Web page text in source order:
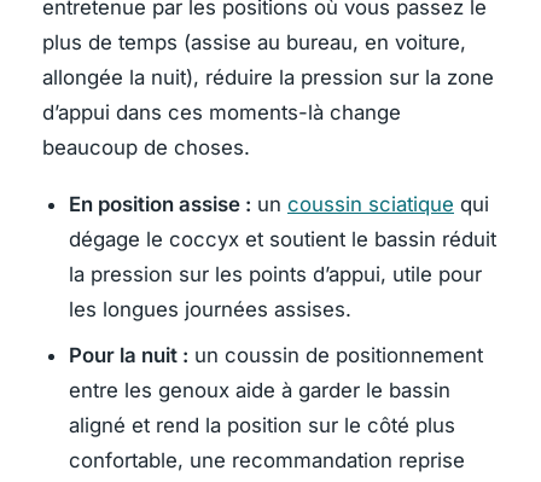
entretenue par les positions où vous passez le
plus de temps (assise au bureau, en voiture,
allongée la nuit), réduire la pression sur la zone
d’appui dans ces moments-là change
beaucoup de choses.
En position assise : un coussin sciatique qui
dégage le coccyx et soutient le bassin réduit
la pression sur les points d’appui, utile pour
les longues journées assises.
Pour la nuit : un coussin de positionnement
entre les genoux aide à garder le bassin
aligné et rend la position sur le côté plus
confortable, une recommandation reprise